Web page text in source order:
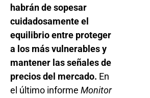
habrán de sopesar
cuidadosamente el
equilibrio entre proteger
a los más vulnerables y
mantener las señales de
precios del mercado. En
el último informe Monitor